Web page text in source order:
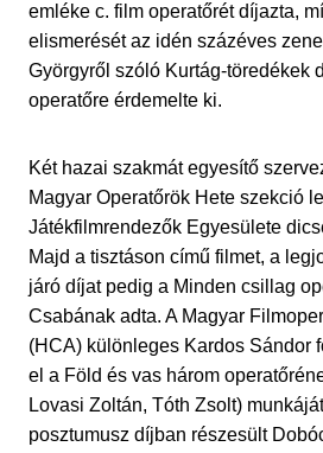
emléke c. film operatőrét díjazta,
elismerését az idén százéves
Györgyről szóló Kurtág-töredékek
operatőre érdemelte ki.
Két hazai szakmát egyesítő
Magyar Operatőrök Hete szekció
Játékfilmrendezők Egyesülete
Majd a tisztáson című filmet, a
járó díjat pedig a Minden csillag
Csabának adta. A Magyar
(HCA) különleges Kardos Sándor
el a Föld és vas három
Lovasi Zoltán, Tóth Zsolt)
posztumusz díjban részesült